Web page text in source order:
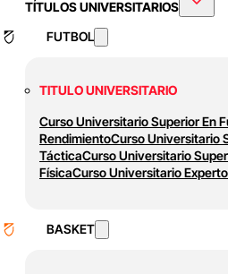
TÍTULOS UNIVERSITARIOS
FUTBOL
TITULO UNIVERSITARIO
Curso Universitario Superior En
RendimientoCurso Universitario
TácticaCurso Universitario
FísicaCurso Universitario
BASKET